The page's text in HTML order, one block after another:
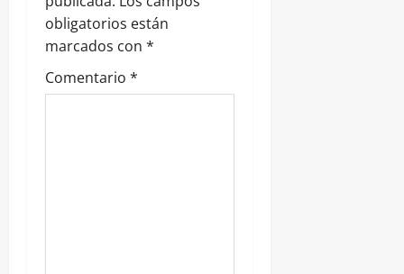
d
a
s
obligatorios están
marcados con *
Comentario *